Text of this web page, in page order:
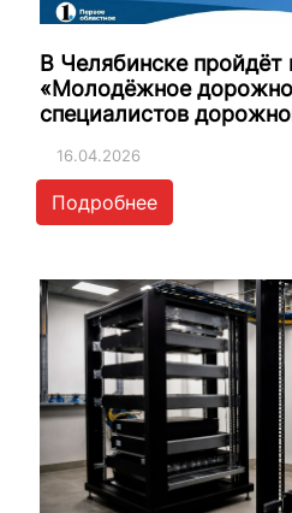
В Челябинске пройдёт
«Молодёжное
специалистов
16.04.2026
Подробнее